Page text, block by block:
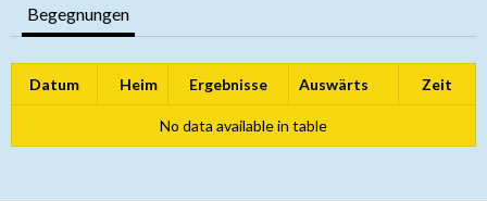
Begegnungen
Datum Heim Ergebnisse Auswärts Zeit
No data available in table